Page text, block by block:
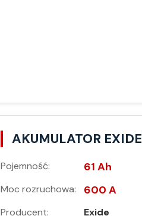
AKUMULATOR
Pojemność: 61 Ah
Moc rozruchowa: 600 A
Producent: Exide